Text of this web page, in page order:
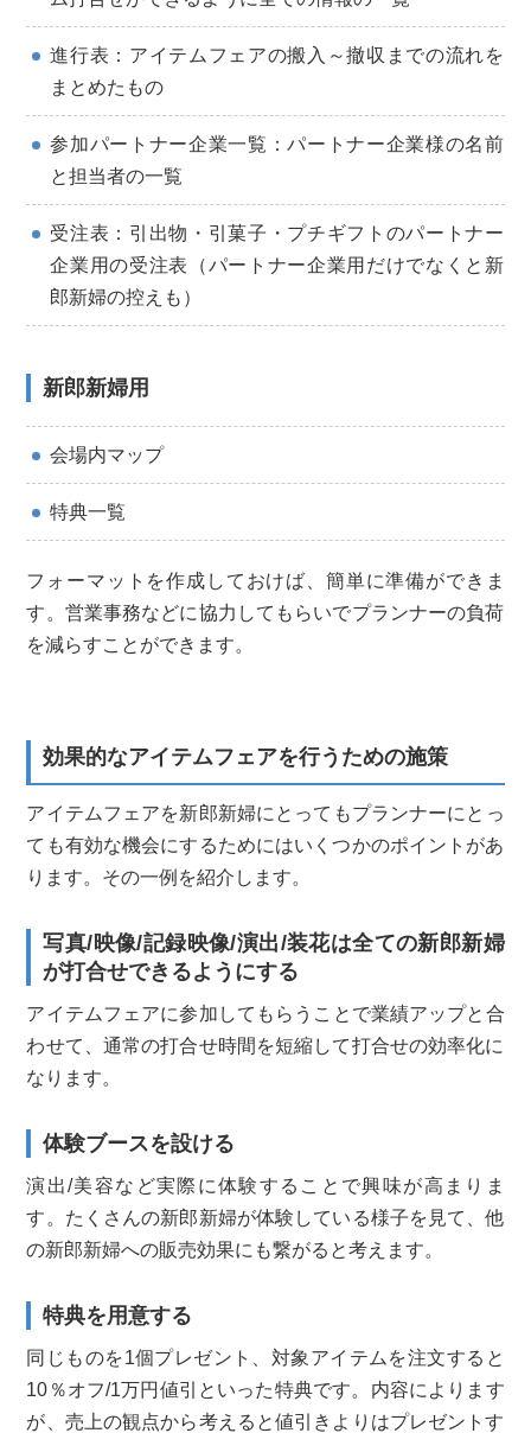
進行表：アイテムフェアの搬入～撤収までの流れを
まとめたもの
参加パートナー企業一覧：パートナー企業様の名前
と担当者の一覧
受注表：引出物・引菓子・プチギフトのパートナー
企業用の受注表（パートナー企業用だけでなくと新
郎新婦の控えも）
新郎新婦用
会場内マップ
特典一覧
フォーマットを作成しておけば、簡単に準備ができま
す。営業事務などに協力してもらいでプランナーの負荷
を減らすことができます。
効果的なアイテムフェアを行うための施策
アイテムフェアを新郎新婦にとってもプランナーにとっ
ても有効な機会にするためにはいくつかのポイントがあ
ります。その一例を紹介します。
写真/映像/記録映像/演出/装花は全ての新郎新婦
が打合せできるようにする
アイテムフェアに参加してもらうことで業績アップと合
わせて、通常の打合せ時間を短縮して打合せの効率化に
なります。
体験ブースを設ける
演出/美容など実際に体験することで興味が高まりま
す。たくさんの新郎新婦が体験している様子を 見て、他
の新郎新婦への販売効果にも繋がると考えます。
特典を用意する
同じものを1個プレゼント、対象アイテムを注文すると
10％オフ/1万円値引といった特典です。内容によります
が、売上の観点から考えると値引きよりはプレゼントす